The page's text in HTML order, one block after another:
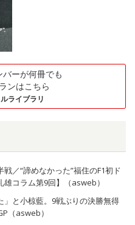
ーが何冊でも
ンはこちら
ライブラリ
／“諦めなかった”福住のF1初ド
コラム第9回】（asweb）
」と小椋藍。9戦ぶりの決勝無得
（asweb）